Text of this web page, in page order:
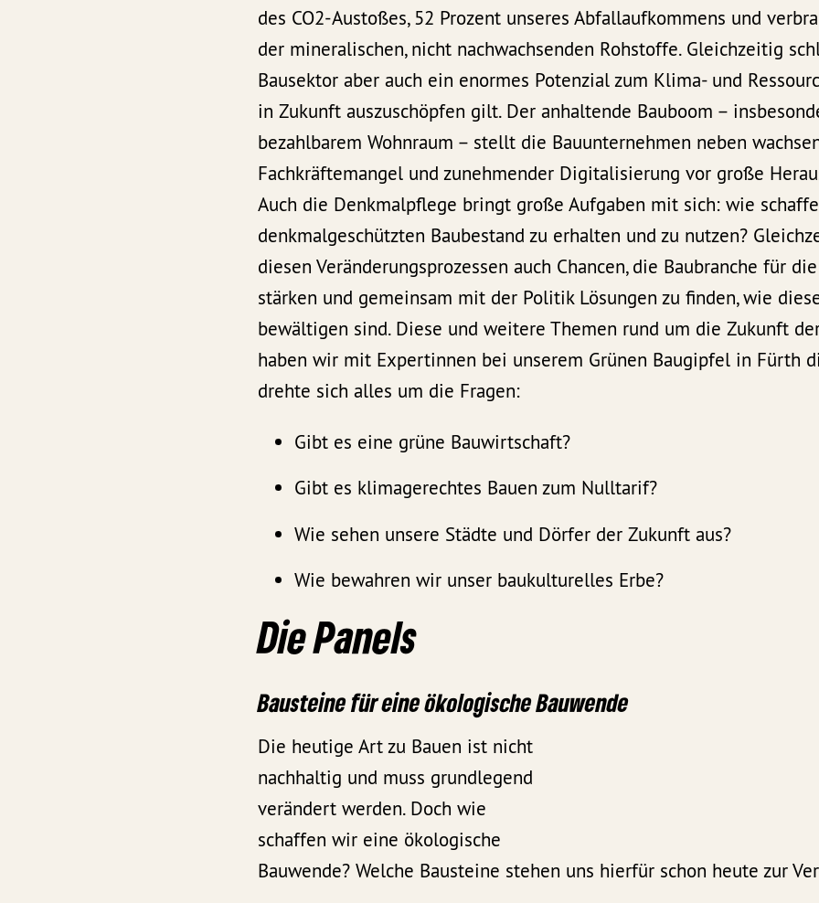
des CO2-Austoßes, 52 Prozent unseres Abfallaufkommens und
der mineralischen, nicht nachwachsenden Rohstoffe. Gleichzeitig
Bausektor aber auch ein enormes Potenzial zum Klima- und
in Zukunft auszuschöpfen gilt. Der anhaltende Bauboom –
bezahlbarem Wohnraum – stellt die Bauunternehmen neben
Fachkräftemangel und zunehmender Digitalisierung vor große
Auch die Denkmalpflege bringt große Aufgaben mit sich: wie
denkmalgeschützten Baubestand zu erhalten und zu nutzen?
diesen Veränderungsprozessen auch Chancen, die Baubranche für
stärken und gemeinsam mit der Politik Lösungen zu finden, wie
bewältigen sind. Diese und weitere Themen rund um die Zukunft
haben wir mit Expertinnen bei unserem Grünen Baugipfel in Fürth
drehte sich alles um die Fragen:
Gibt es eine grüne Bauwirtschaft?
Gibt es klimagerechtes Bauen zum Nulltarif?
Wie sehen unsere Städte und Dörfer der Zukunft aus?
Wie bewahren wir unser baukulturelles Erbe?
Die Panels
Bausteine für eine ökologische Bauwende
Die heutige Art zu Bauen ist nicht
nachhaltig und muss grundlegend
verändert werden. Doch wie
schaffen wir eine ökologische
Bauwende? Welche Bausteine stehen uns hierfür schon heute zur